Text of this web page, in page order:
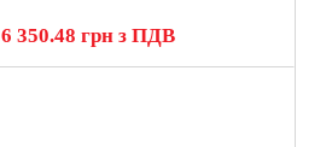
6 350.48 грн з ПДВ